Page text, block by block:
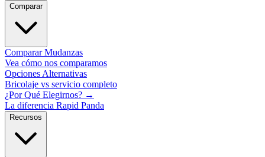
Comparar
Comparar Mudanzas
Vea cómo nos comparamos
Opciones Alternativas
Bricolaje vs servicio completo
¿Por Qué Elegirnos? →
La diferencia Rapid Panda
Recursos